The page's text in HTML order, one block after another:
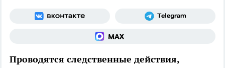
Проводятся следственные действия,